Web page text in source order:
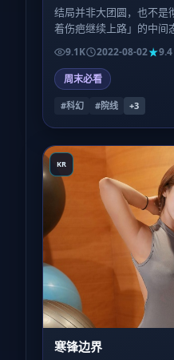
结局并非大团圆，也不是
着伤疤继续上路」的中
众，请自行评估心理预期。
9.1K 2022-08-02
9.4
周末必看
#科幻 #院线 +3
KR
寒锋边界